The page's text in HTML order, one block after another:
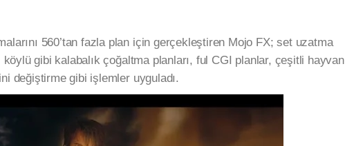
560’tan fazla plan için gerçekleştiren Mojo FX; set uzatma
köylü gibi kalabalık çoğaltma planları, ful CGI planlar, çeşitli hayvan
değiştirme gibi işlemler uyguladı.